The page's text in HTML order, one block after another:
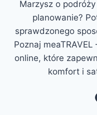
Marzysz o
planowanie?
sprawdzonego
Poznaj
online, które
komfort i